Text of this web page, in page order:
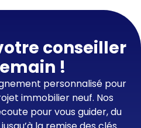
conseiller
!
personnalisé pour
immobilier neuf. Nos
pour vous guider, du